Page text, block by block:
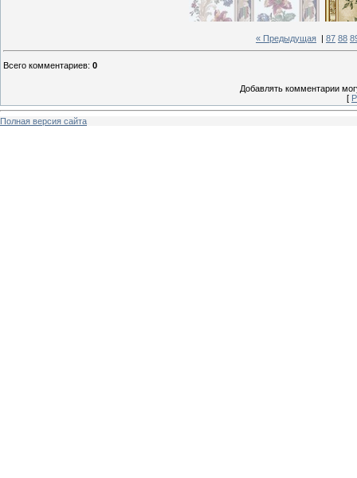
« Предыдущая 87 88
Всего комментариев: 0
Добавлять комментарии
[
Полная версия сайта